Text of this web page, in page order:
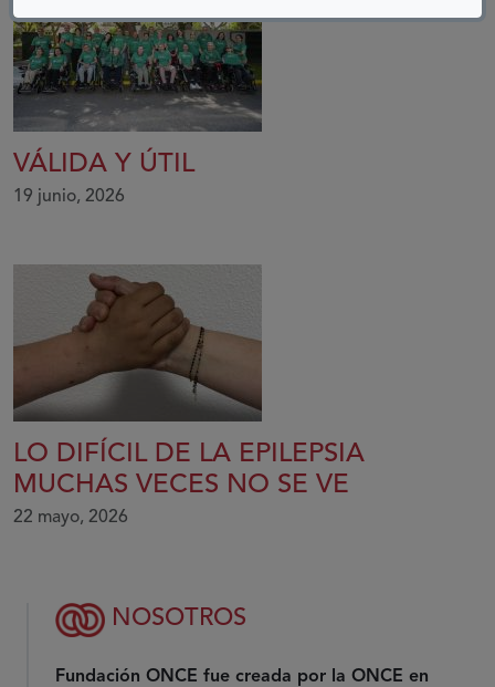
VÁLIDA Y ÚTIL
19 junio, 2026
LO DIFÍCIL DE LA EPILEPSIA
MUCHAS VECES NO SE VE
22 mayo, 2026
NOSOTROS
Fundación ONCE fue creada por la ONCE en